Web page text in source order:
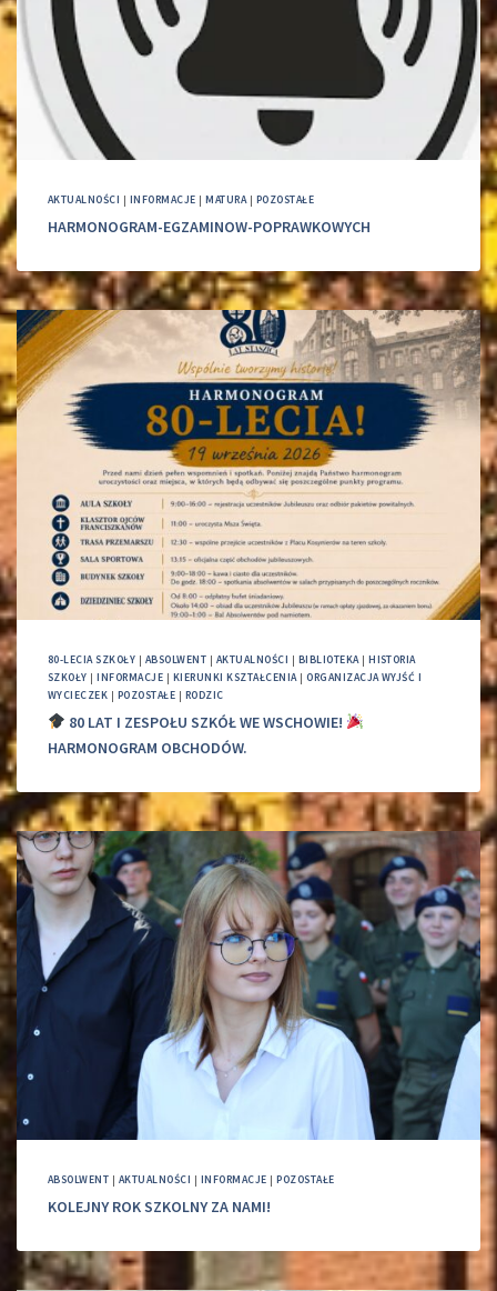
AKTUALNOŚCI | INFORMACJE |MATURA| POZOSTAŁE
HARMONOGRAM-EGZAMINOW-POPRAWKOWYCH
80-LECIA SZKOŁY | ABSOLWENT | AKTUALNOŚCI | BIBLIOTEKA|HISTORIA
SZKOŁY |INFORMACJE | KIERUNKI KSZTAŁCENIA|ORGANIZACJA WYJŚĆ I
WYCIECZEK | POZOSTAŁE | RODZIC
80 LAT I ZESPOŁU SZKÓŁ WE WSCHOWIE!
HARMONOGRAM OBCHODÓW.
ABSOLWENT | AKTUALNOŚCI | INFORMACJE |POZOSTAŁE
KOLEJNY ROK SZKOLNY ZA NAMI!